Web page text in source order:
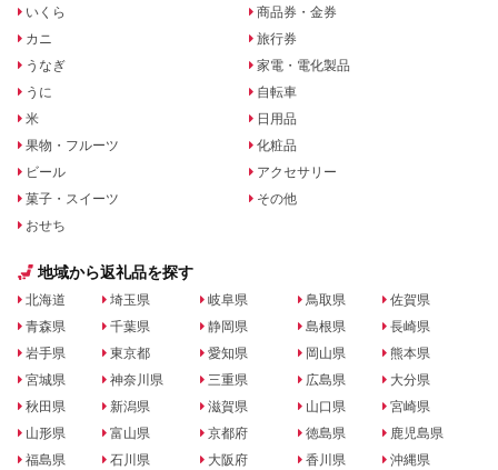
いくら
カニ
うなぎ
うに
米
果物・フルーツ
ビール
菓子・スイーツ
おせち
商品券・金券
旅行券
家電・電化製品
自転車
日用品
化粧品
アクセサリー
その他
地域から返礼品を探す
北海道
青森県
岩手県
宮城県
秋田県
山形県
福島県
埼玉県
千葉県
東京都
神奈川県
新潟県
富山県
石川県
岐阜県
静岡県
愛知県
三重県
滋賀県
京都府
大阪府
鳥取県
島根県
岡山県
広島県
山口県
徳島県
香川県
佐賀県
長崎県
熊本県
大分県
宮崎県
鹿児島県
沖縄県